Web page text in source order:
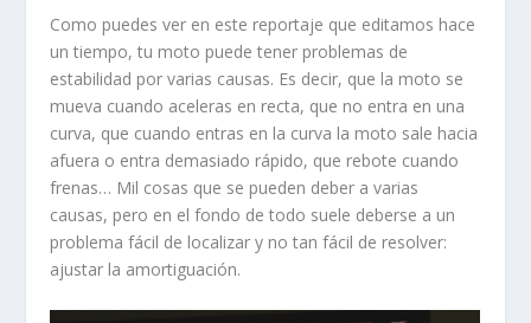
Como puedes ver en este reportaje que editamos hace
un tiempo, tu moto puede tener problemas de
estabilidad por varias causas. Es decir, que la moto se
mueva cuando aceleras en recta, que no entra en una
curva, que cuando entras en la curva la moto sale hacia
afuera o entra demasiado rápido, que rebote cuando
frenas… Mil cosas que se pueden deber a varias
causas, pero en el fondo de todo suele deberse a un
problema fácil de localizar y no tan fácil de resolver:
ajustar la amortiguación.